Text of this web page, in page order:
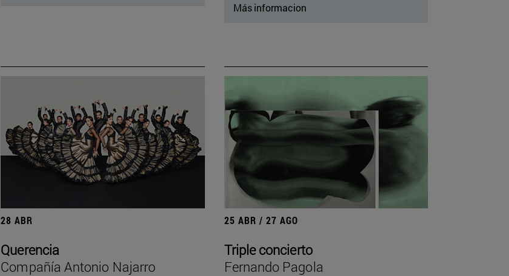
Más informacion
28 ABR
Querencia
Compañía Antonio Najarro
25 ABR / 27 AGO
Triple concierto
Fernando Pagola